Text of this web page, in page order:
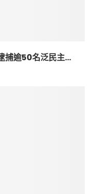
逾50名泛民主...